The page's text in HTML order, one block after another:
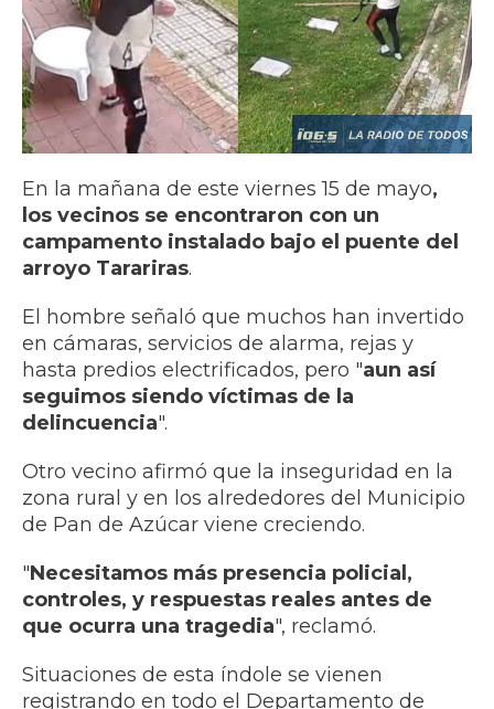
En la mañana de este viernes 15 de mayo,
los vecinos se encontraron con un
campamento instalado bajo el puente del
arroyo Tarariras.
El hombre señaló que muchos han invertido
en cámaras, servicios de alarma, rejas y
hasta predios electrificados, pero "aun así
seguimos siendo víctimas de la
delincuencia".
Otro vecino afirmó que la inseguridad en la
zona rural y en los alrededores del Municipio
de Pan de Azúcar viene creciendo.
"Necesitamos más presencia policial,
controles, y respuestas reales antes de
que ocurra una tragedia", reclamó.
Situaciones de esta índole se vienen
registrando en todo el Departamento de